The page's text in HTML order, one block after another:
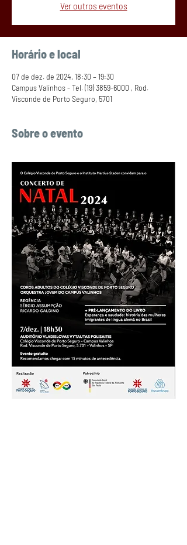
Ver outros eventos
Horário e local
07 de dez. de 2024, 18:30 – 19:30
Campus Valinhos - Tel. (19) 3859-6000 , Rod.
Visconde de Porto Seguro, 5701
Sobre o evento